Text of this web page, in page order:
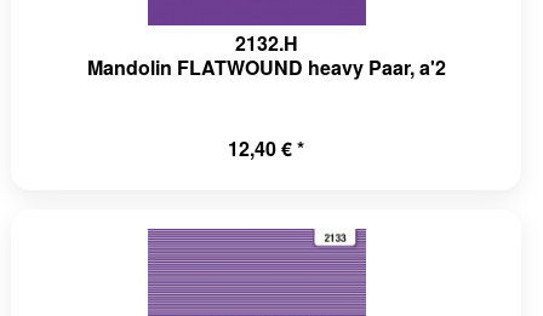
2132.H
Mandolin FLATWOUND heavy Paar, a'2
12,40 € *